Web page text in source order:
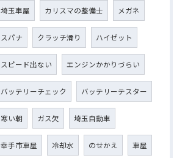
埼玉車屋 カリスマの整備士 メガネ
スパナ クラッチ滑り ハイゼット
スピード出ない エンジンかかりづらい
バッテリーチェック バッテリーテスター
寒い朝 ガス欠 埼玉自動車
幸手市車屋 冷却水 のせかえ 車屋